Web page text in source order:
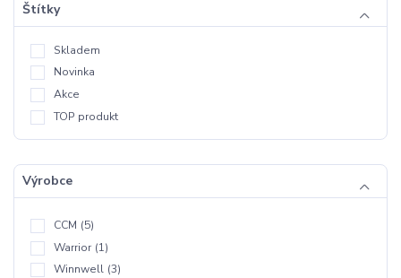
Štítky
Skladem
Novinka
Akce
TOP produkt
Výrobce
CCM (5)
Warrior (1)
Winnwell (3)